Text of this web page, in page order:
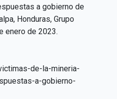
a gobierno de
Honduras, Grupo
enero de 2023.
de-la-mineria-
a-gobierno-